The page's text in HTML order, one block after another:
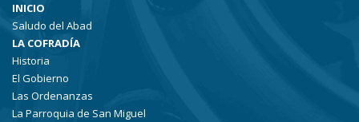
INICIO
Saludo del Abad
LA COFRADÍA
Historia
El Gobierno
Las Ordenanzas
La Parroquia de San Miguel